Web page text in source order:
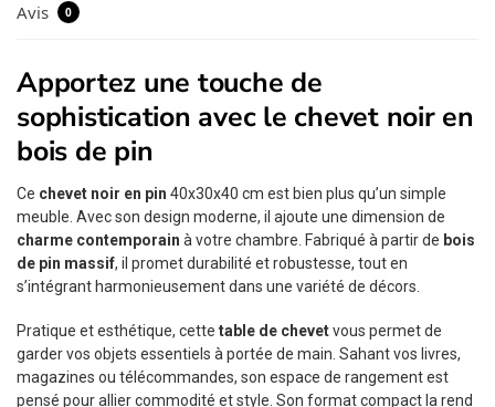
Avis 0
Apportez une touche de
sophistication avec le chevet noir en
bois de pin
Ce chevet noir en pin 40x30x40 cm est bien plus qu’un simple
meuble. Avec son design moderne, il ajoute une dimension de
charme contemporain à votre chambre. Fabriqué à partir de bois
de pin massif, il promet durabilité et robustesse, tout en
s’intégrant harmonieusement dans une variété de décors.
Pratique et esthétique, cette table de chevetvous permet de
garder vos objets essentiels à portée de main. Sahant vos livres,
magazines ou télécommandes, son espace de rangement est
pensé pour allier commodité et style. Son format compact la rend